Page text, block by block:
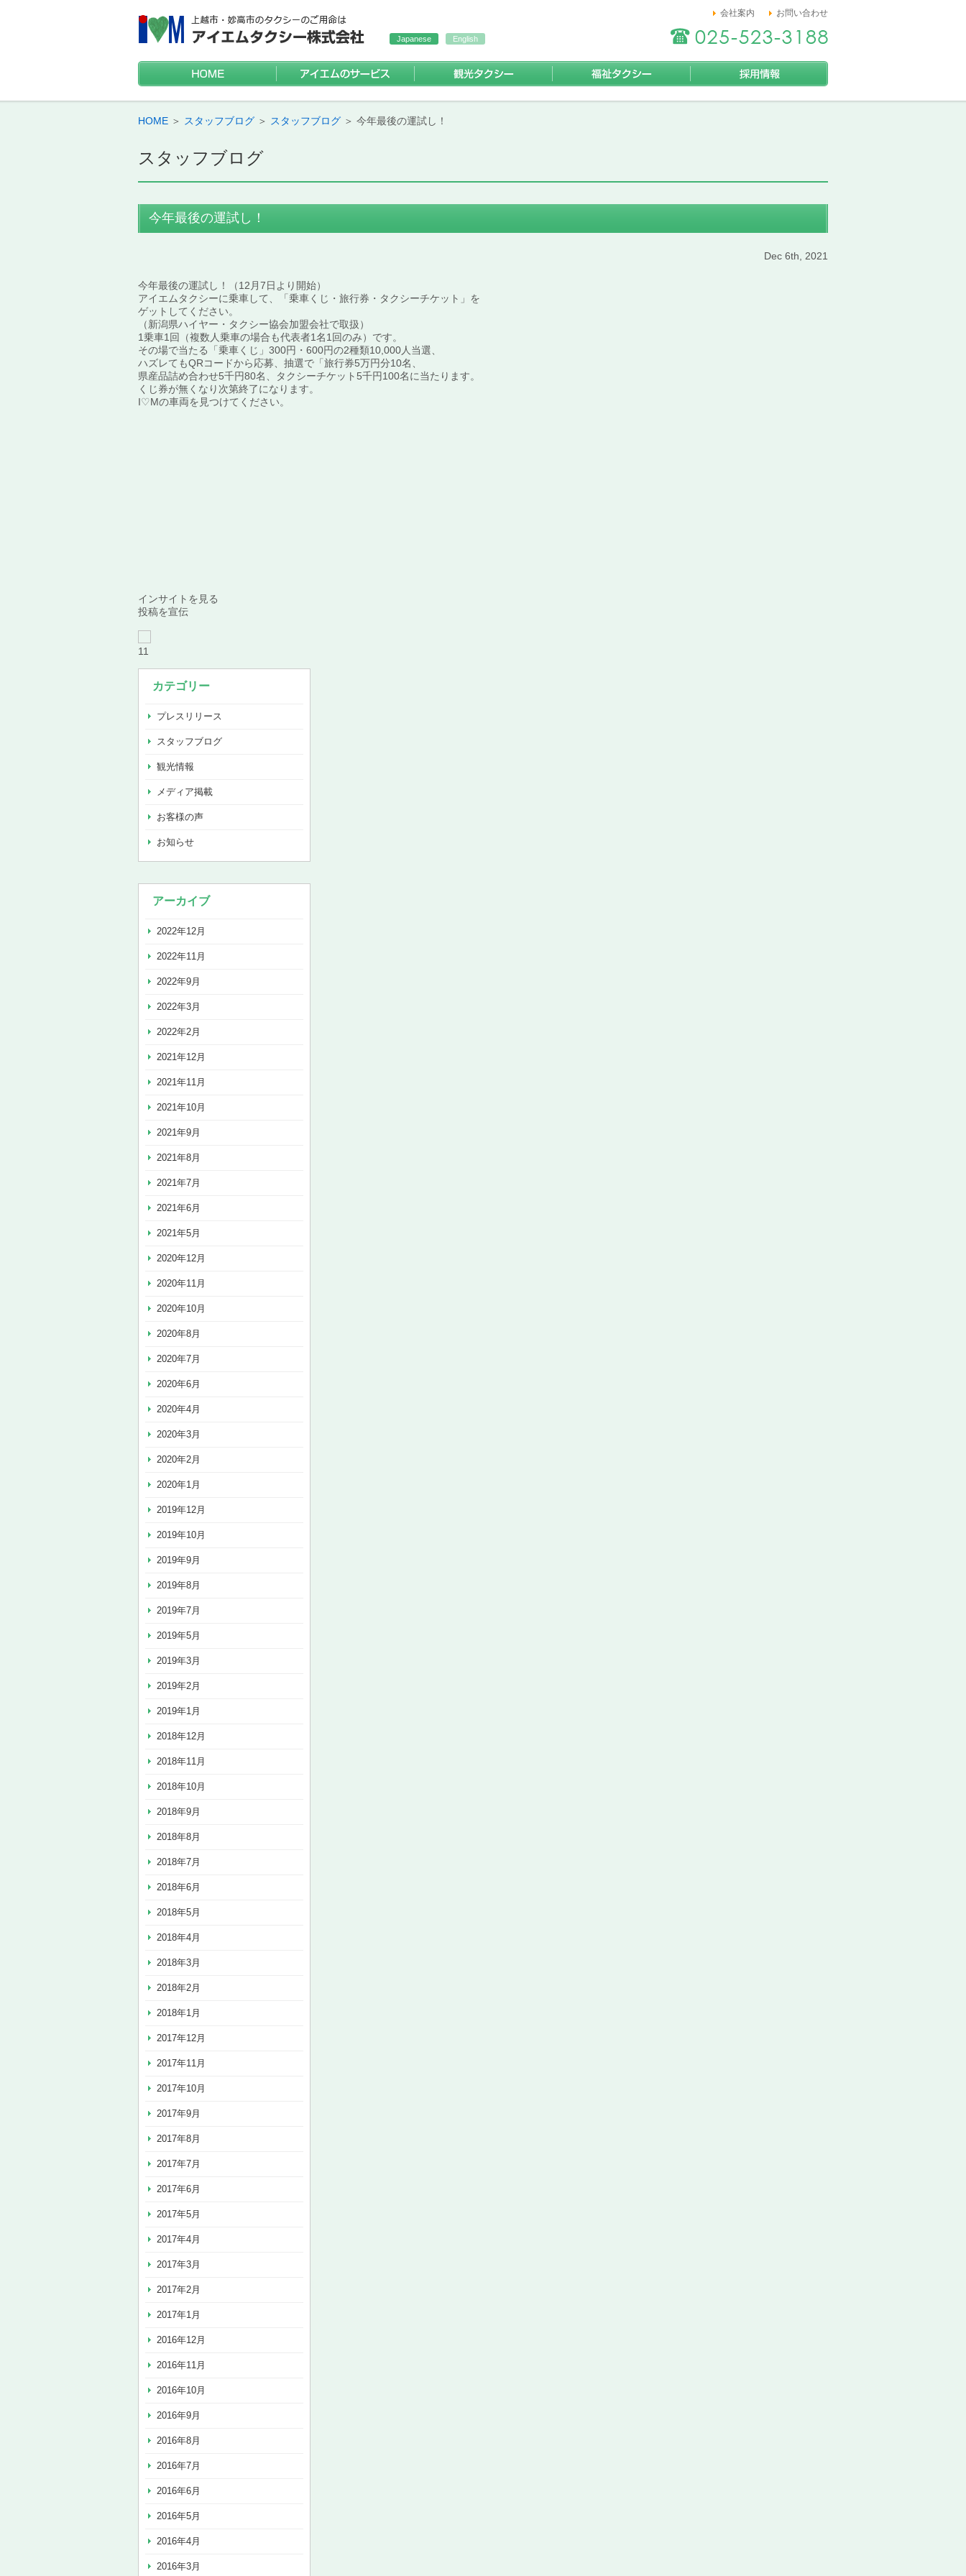
Japanese English
会社案内 お問い合わせ
HOME アイエムのサービス
福祉タクシー
観光タクシー
運賃割引
お墓参り・お墓掃除代行サービス
観光タクシー 福祉タクシー
HOME ＞ スタッフブログ ＞ スタッフブログ ＞ 今年最後の運試し！
スタッフブログ
今年最後の運試し！
Dec 6th, 2021
今年最後の運試し！（12月7日より開始）
アイエムタクシーに乗車して、「乗車くじ・旅行券・タクシーチケット」を
ゲットしてください。
（新潟県ハイヤー・タクシー協会加盟会社で取扱）
1乗車1回（複数人乗車の場合も代表者1名1回のみ）です。
その場で当たる「乗車くじ」300円・600円の2種類10,000人当選、
ハズレてもQRコードから応募、抽選で「旅行券5万円分10名、
県産品詰め合わせ5千円80名、タクシーチケット5千円100名に当たります。
くじ券が無くなり次第終了になります。
I♡Mの車両を見つけてください。
インサイトを見る
投稿を宣伝
11
カテゴリー
プレスリリース
スタッフブログ
観光情報
メディア掲載
お客様の声
お知らせ
アーカイブ
2022年12月
2022年11月
2022年9月
2022年3月
2022年2月
2021年12月
2021年11月
2021年10月
2021年9月
2021年8月
2021年7月
2021年6月
2021年5月
2020年12月
2020年11月
2020年10月
2020年8月
2020年7月
2020年6月
2020年4月
2020年3月
2020年2月
2020年1月
2019年12月
2019年10月
2019年9月
2019年8月
2019年7月
2019年5月
2019年3月
2019年2月
2019年1月
2018年12月
2018年11月
2018年10月
2018年9月
2018年8月
2018年7月
2018年6月
2018年5月
2018年4月
2018年3月
2018年2月
2018年1月
2017年12月
2017年11月
2017年10月
2017年9月
2017年8月
2017年7月
2017年6月
2017年5月
2017年4月
2017年3月
2017年2月
2017年1月
2016年12月
2016年11月
2016年10月
2016年9月
2016年8月
2016年7月
2016年6月
2016年5月
2016年4月
2016年3月